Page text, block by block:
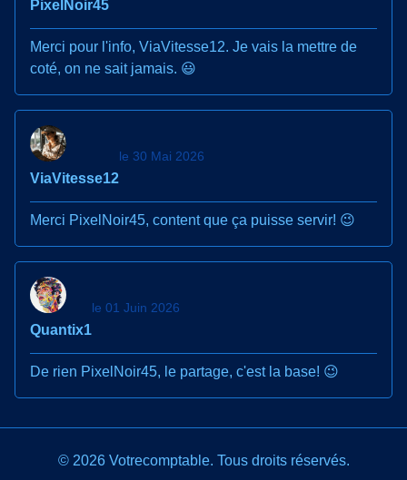
PixelNoir45
Merci pour l'info, ViaVitesse12. Je vais la mettre de
coté, on ne sait jamais. 😃
ViaVitesse12
le 30 Mai 2026
Merci PixelNoir45, content que ça puisse servir! 😉
Quantix1
le 01 Juin 2026
De rien PixelNoir45, le partage, c'est la base! 😉
© 2026 Votrecomptable. Tous droits réservés.